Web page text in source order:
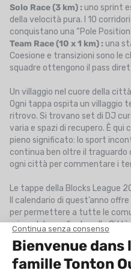
Solo Race (3 km) : uno sprint
della velocità pura. I 10
conquistano una “Pole
Team Race (10 x 1 km) : una
Coesione e transizioni sono le
squadre ottengono il pass
Un villaggio nel cuore della città
Ogni tappa ospita un villaggio
ritrovo. Si trovano set di DJ
varia e spazi di recupero. È qui
pieno significato: lo sport
continua ben oltre il traguardo
ogni città per commentare i
Le tappe della Blocks League
Il calendario di quest’anno
per permettere a tutte le
prima del gran finale nella Città
Blocks League Paris
Il via della competizione si dà
del quartiere degli affari de La